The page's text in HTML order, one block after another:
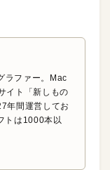
ラファー。Mac
イト「新しもの
年間運営してお
トは1000本以